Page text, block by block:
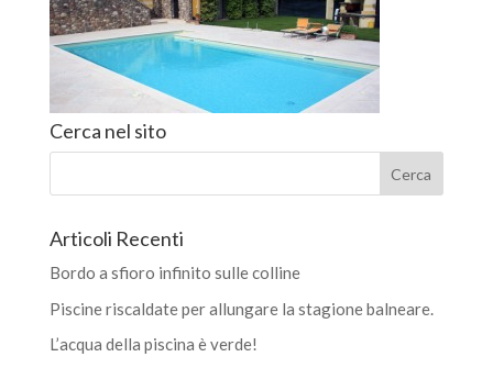
Cerca nel sito
Articoli Recenti
Bordo a sfioro infinito sulle colline
Piscine riscaldate per allungare la stagione balneare.
L’acqua della piscina è verde!